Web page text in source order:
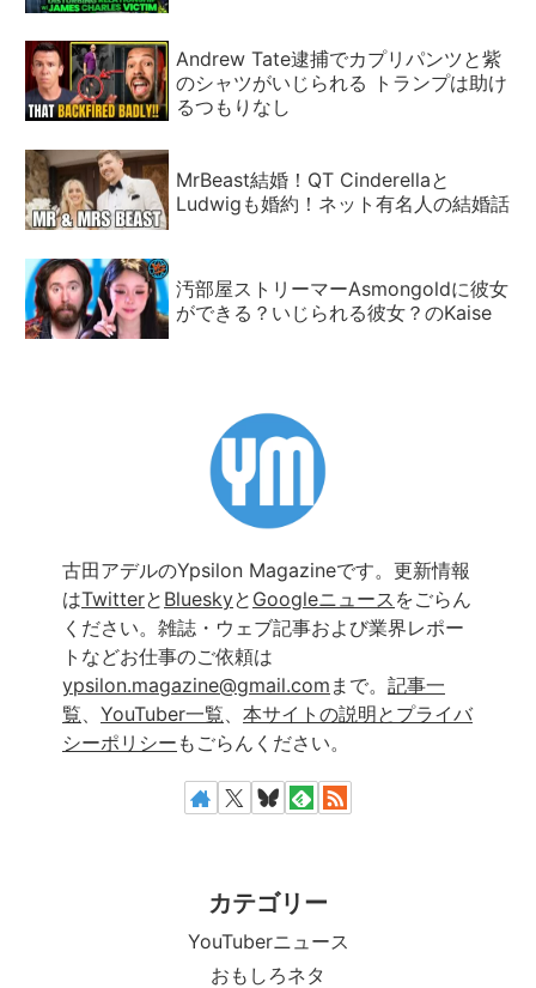
Andrew Tate逮捕でカプリパンツと紫
のシャツがいじられる トランプは助け
るつもりなし
MrBeast結婚！QT Cinderellaと
Ludwigも婚約！ネット有名人の結婚話
汚部屋ストリーマーAsmongoldに彼女
ができる？いじられる彼女？のKaise
古田アデルのYpsilon Magazineです。更新情報
はTwitterと Blueskyと Googleニュース をごらん
ください。雑誌・ウェブ記事および業界レポー
トなどお仕事のご依頼は
ypsilon.magazine@gmail.com まで。 記事一
覧
YouTuber一覧
本サイトの説明とプライバ
シーポリシー もごらんください。
カテゴリー
YouTuberニュース
おもしろネタ